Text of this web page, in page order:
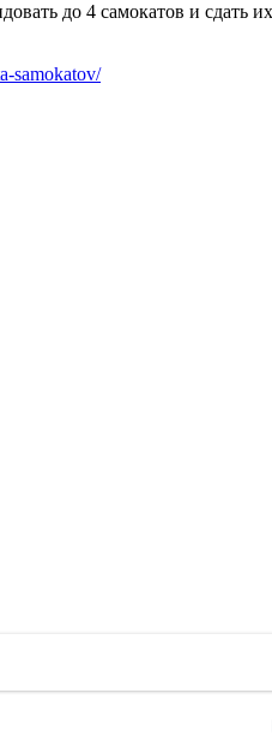
до 4 самокатов и сдать
samokatov/